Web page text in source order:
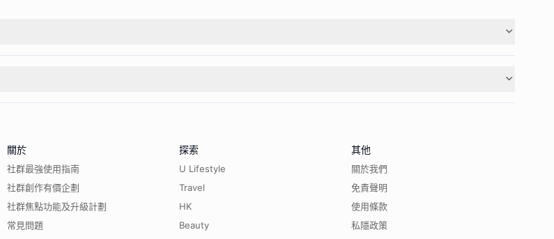
關於
社群最強使用指南
社群創作有價企劃
社群焦點功能及升級計劃
常見問題
探索
U Lifestyle
Travel
HK
Beauty
其他
關於我們
免責聲明
使用條款
私隱政策